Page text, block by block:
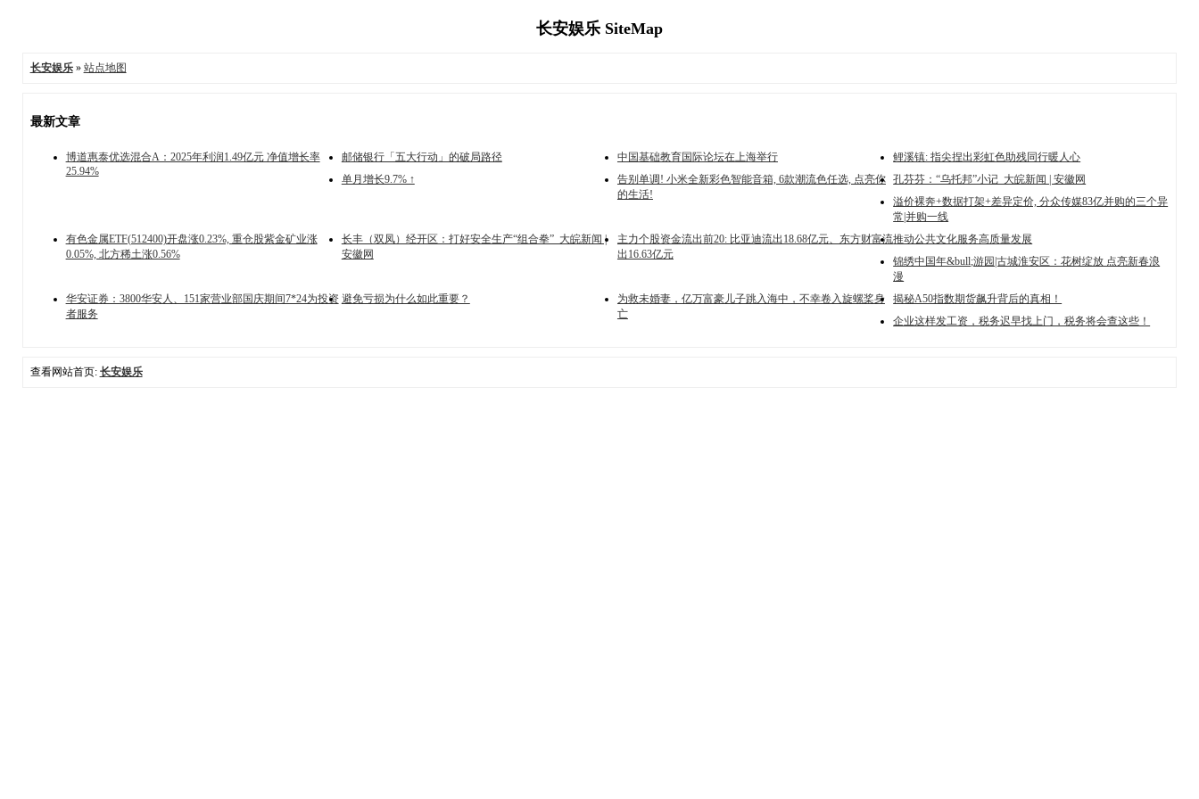
长安娱乐 SiteMap
长安娱乐» 站点地图
最新文章
博道惠泰优选混合A：2025年利润1.49亿元 净值增长率
25.94%
邮储银行「五大行动」的破局路径 中国基础教育国际论坛在上海举行
鲤溪镇: 指尖捏出彩虹色助残同行暖人心
单月增长9.7% ↑
告别单调! 小米全新彩色智能音箱, 6款潮流色任选, 点亮你
的生活!
孔芬芬：“乌托邦”小记_大皖新闻 | 安徽网
溢价裸奔+数据打架+差异定价, 分众传媒83亿并购的三个异
常|并购一线
有色金属ETF(512400)开盘涨0.23%, 重仓股紫金矿业涨
0.05%, 北方稀土涨0.56%
长丰（双凤）经开区：打好安全生产“组合拳”_大皖新闻 |
安徽网
主力个股资金流出前20: 比亚迪流出18.68亿元、东方财富流
出16.63亿元
推动公共文化服务高质量发展
锦绣中国年&bull;游园|古城淮安区：花树绽放 点亮新春浪
漫
华安证券：3800华安人、151家营业部国庆期间7*24为投资
者服务
避免亏损为什么如此重要？
为救未婚妻，亿万富豪儿子跳入海中，不幸卷入旋螺桨身
亡
揭秘A50指数期货飙升背后的真相！
企业这样发工资，税务迟早找上门，税务将会查这些！
查看网站首页: 长安娱乐